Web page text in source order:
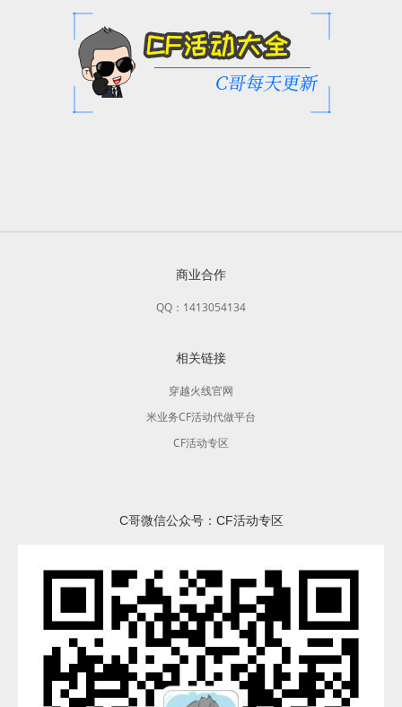
商业合作
QQ：1413054134
相关链接
穿越火线官网
米业务CF活动代做平台
CF活动专区
C哥微信公众号：CF活动专区